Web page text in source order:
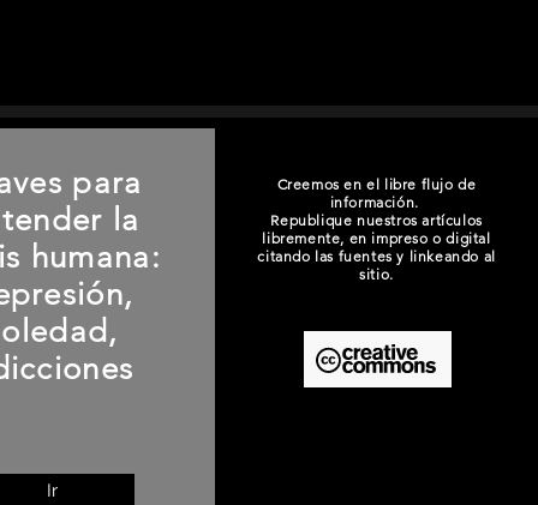
para
la
humana:
Ir
Creemos en el libre flujo de
información.
Republique nuestros artículos
libremente, en impreso o digital
citando las fuentes y linkeando al
sitio.